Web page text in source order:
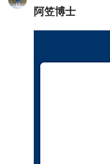
阿笠博士